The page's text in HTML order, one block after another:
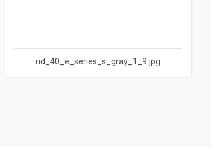
rid_40_e_series_s_gray_1_9.jpg